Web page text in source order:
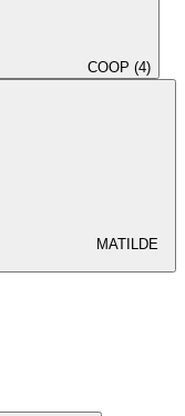
COOP (4)
MATILDE